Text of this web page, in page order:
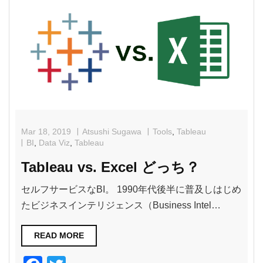
b
o
o
k
Mar 18, 2019 Atsushi Sugawa Tools Tableau
BI
Data Viz Tableau
Tableau vs. Excel どっち？
セルフサービスなBI。 1990年代後半に普及しはじめ
たビジネスインテリジェンス（Business Intel…
READ MORE